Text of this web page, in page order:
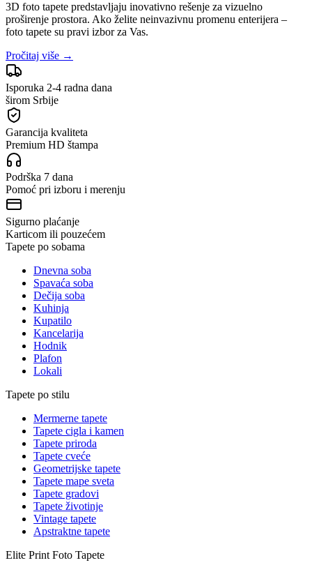
3D foto tapete predstavljaju inovativno rešenje za vizuelno
proširenje prostora. Ako želite neinvazivnu promenu enterijera –
foto tapete su pravi izbor za Vas.
Pročitaj više →
Isporuka 2-4 radna dana
širom Srbije
Garancija kvaliteta
Premium HD štampa
Podrška 7 dana
Pomoć pri izboru i merenju
Sigurno plaćanje
Karticom ili pouzećem
Tapete po sobama
Dnevna soba
Spavaća soba
Dečija soba
Kuhinja
Kupatilo
Kancelarija
Hodnik
Plafon
Lokali
Tapete po stilu
Mermerne tapete
Tapete cigla i kamen
Tapete priroda
Tapete cveće
Geometrijske tapete
Tapete mape sveta
Tapete gradovi
Tapete životinje
Vintage tapete
Apstraktne tapete
Elite Print Foto Tapete